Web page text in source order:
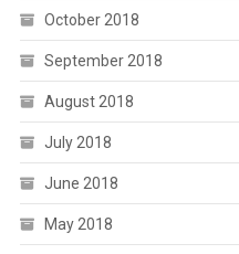
October 2018
September 2018
August 2018
July 2018
June 2018
May 2018